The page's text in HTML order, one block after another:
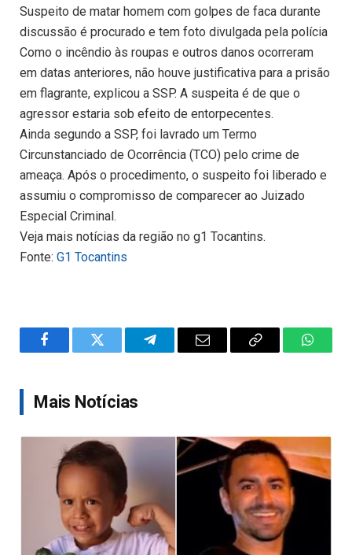
Suspeito de matar homem com golpes de faca durante
discussão é procurado e tem foto divulgada pela polícia
Como o incêndio às roupas e outros danos ocorreram
em datas anteriores, não houve justificativa para a prisão
em flagrante, explicou a SSP. A suspeita é de que o
agressor estaria sob efeito de entorpecentes.
Ainda segundo a SSP, foi lavrado um Termo
Circunstanciado de Ocorrência (TCO) pelo crime de
ameaça. Após o procedimento, o suspeito foi liberado e
assumiu o compromisso de comparecer ao Juizado
Especial Criminal.
Veja mais notícias da região no g1 Tocantins.
Fonte: G1 Tocantins
FacebookTwitter TelegramEmail
Copy
Mais Notícias